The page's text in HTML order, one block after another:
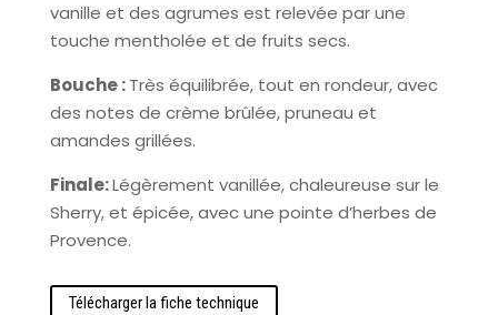
vanille et des agrumes est relevée par une
touche mentholée et de fruits secs.
Bouche :Très équilibrée, tout en rondeur, avec
des notes de crème brûlée, pruneau et
amandes grillées.
Finale:Légèrement vanillée, chaleureuse sur le
Sherry, et épicée, avec une pointe d’herbes de
Provence.
Télécharger la fiche technique